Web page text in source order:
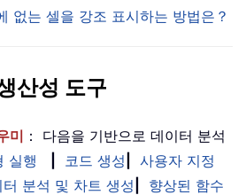
없는 셀을 강조 표시하는 방법은？
산성 도구
미 ： 다음을 기반으로 데이터 분석
실행 코드 생성
사용자 지정
터 분석 및 차트 생성
향상된 함수